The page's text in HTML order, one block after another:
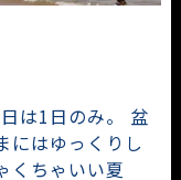
は1日のみ。 盆
にはゆっくりし
くちゃいい夏